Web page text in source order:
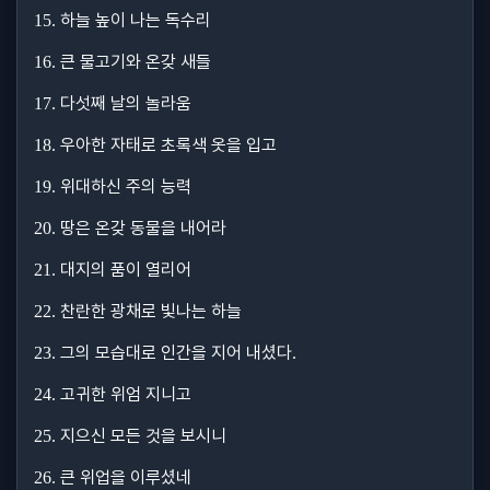
15. 하늘 높이 나는 독수리
16. 큰 물고기와 온갖 새들
17. 다섯째 날의 놀라움
18. 우아한 자태로 초록색 옷을 입고
19. 위대하신 주의 능력
20. 땅은 온갖 동물을 내어라
21. 대지의 품이 열리어
22. 찬란한 광채로 빛나는 하늘
23. 그의 모습대로 인간을 지어 내셨다.
24. 고귀한 위엄 지니고
25. 지으신 모든 것을 보시니
26. 큰 위업을 이루셨네